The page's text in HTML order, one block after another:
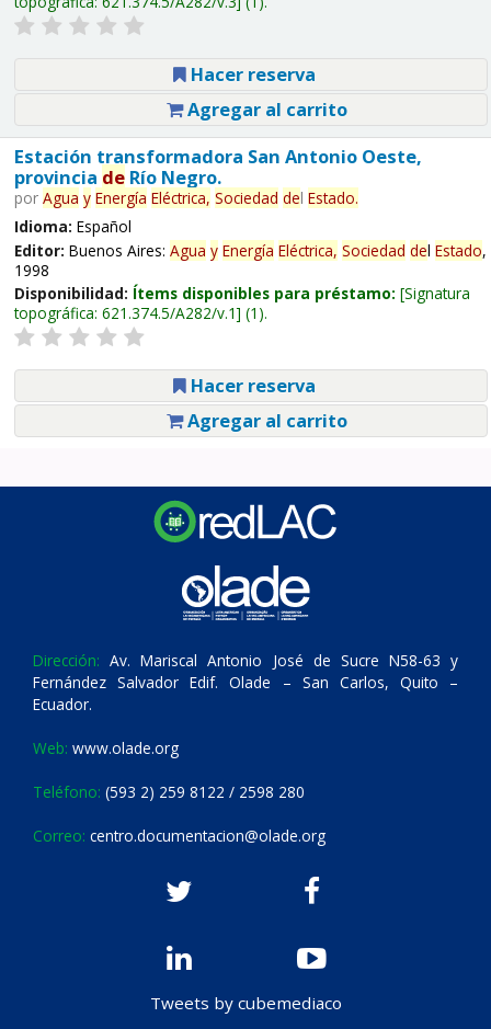
Hacer reserva
Agregar al carrito
Estación transformadora San Antonio Oeste,
provincia deRío Negro.
por Agua y Energía Eléctrica, Sociedad del Estado.
Idioma: Español
Editor: Buenos Aires: Agua y Energía Eléctrica, Sociedad del Estado,
1998
Disponibilidad: Ítems disponibles para préstamo: Signatura
topográfica: 621.374.5/A282/v.1 (1).
Hacer reserva
Agregar al carrito
Dirección: Av. Mariscal Antonio José de Sucre N58-63 y
Fernández Salvador Edif. Olade – San Carlos, Quito –
Ecuador.
Web: www.olade.org
Teléfono: (593 2) 259 8122 / 2598 280
Correo: centro.documentacion@olade.org
Tweets by cubemediaco